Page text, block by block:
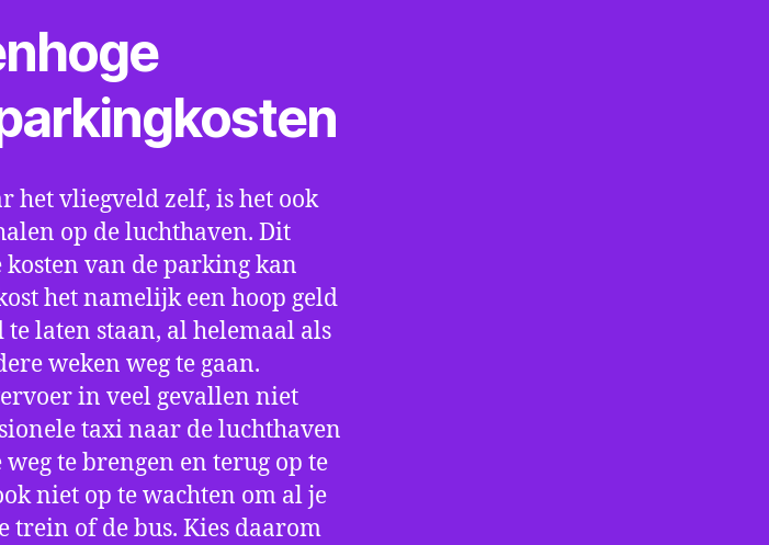
het vliegveld zelf, is het ook
op de luchthaven. Dit
van de parking kan
het namelijk een hoop geld
laten staan, al helemaal als
weken weg te gaan.
in veel gevallen niet
taxi naar de luchthaven
te brengen en terug op te
niet op te wachten om al je
trein of de bus. Kies daarom